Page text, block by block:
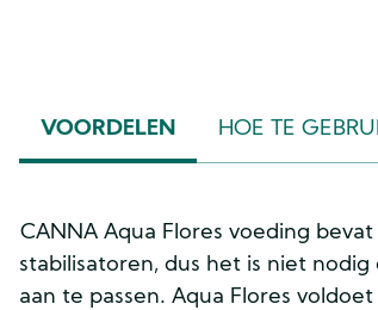
VOORDELEN
(ACTIVE
HOE TE
CANNA Aqua Flores voeding
stabilisatoren, dus het is niet nodig
aan te passen. Aqua Flores voldoet